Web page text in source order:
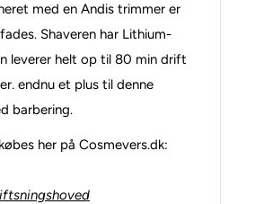
med en Andis trimmer er
Shaveren har Lithium-
leverer helt op til 80 min drift
endnu et plus til denne
barbering.
her på Cosmevers.dk: